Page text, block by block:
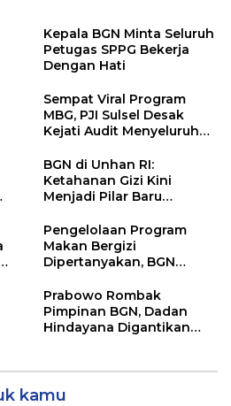
Kepala BGN Minta Seluruh
Petugas SPPG Bekerja
Dengan Hati
Sempat Viral Program
MBG, PJI Sulsel Desak
Kejati Audit Menyeluruh
Dugaan Pelaksanaan di
Sinjai, Isu Keterlibatan
Legislator
BGN di Unhan RI:
Ketahanan Gizi Kini
Menjadi Pilar Baru
Pengelolaan Program
Makan Bergizi
Dipertanyakan, BGN
Besar
Prabowo Rombak
Pimpinan BGN, Dadan
Hindayana Digantikan
kamu